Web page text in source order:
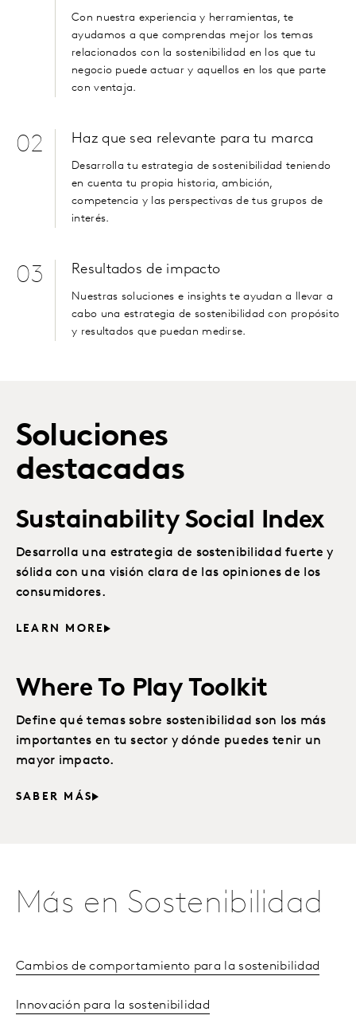
Con nuestra experiencia y herramientas, te
ayudamos a que comprendas mejor los temas
relacionados con la sostenibilidad en los que tu
negocio puede actuar y aquellos en los que parte
con ventaja.
02 Haz que sea relevante para tu marca
Desarrolla tu estrategia de sostenibilidad teniendo
en cuenta tu propia historia, ambición,
competencia y las perspectivas de tus grupos de
interés.
03 Resultados de impacto
Nuestras soluciones e insights te ayudan a llevar a
cabo una estrategia de sostenibilidad con propósito
y resultados que puedan medirse.
Soluciones
destacadas
Sustainability Social Index
Desarrolla una estrategia de sostenibilidad fuerte y
sólida con una visión clara de las opiniones de los
consumidores.
LEARN MORE
Where To Play Toolkit
Define qué temas sobre sostenibilidad son los más
importantes en tu sector y dónde puedes tenir un
mayor impacto.
SABER MÁS
Más en Sostenibilidad
Cambios de comportamiento para la sostenibilidad
Innovación para la sostenibilidad